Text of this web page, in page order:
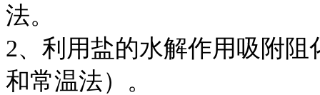
法。
2、利用盐的水解作用吸附
和常温法）。